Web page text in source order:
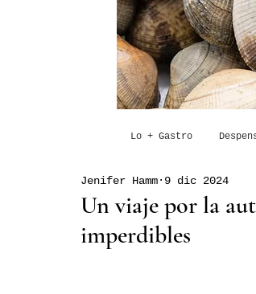
Lo + Gastro
Un viaje por la
imperdibles
Jenifer Hamm 9 dic 2024